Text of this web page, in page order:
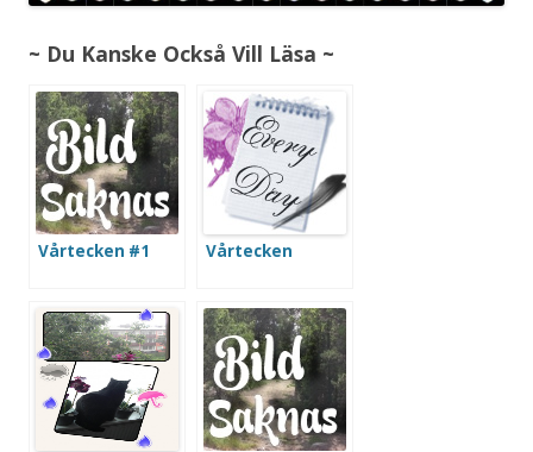
~ Du Kanske Också Vill Läsa ~
Vårtecken #1 Vårtecken